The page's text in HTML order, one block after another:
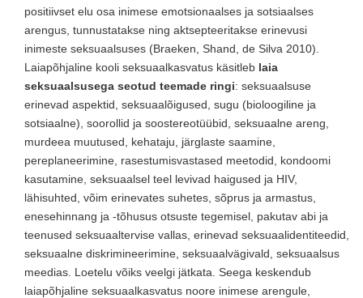
positiivset elu osa inimese emotsionaalses ja sotsiaalses
arengus, tunnustatakse ning aktsepteeritakse erinevusi
inimeste seksuaalsuses (Braeken, Shand, de Silva 2010).
Laiapõhjaline kooli seksuaalkasvatus käsitleb laia
seksuaalsusega seotud teemade ringi: seksuaalsuse
erinevad aspektid, seksuaalõigused, sugu (bioloogiline ja
sotsiaalne), soorollid ja soostereotüübid, seksuaalne areng,
murdeea muutused, kehataju, järglaste saamine,
pereplaneerimine, rasestumisvastased meetodid, kondoomi
kasutamine, seksuaalsel teel levivad haigused ja HIV,
lähisuhted, võim erinevates suhetes, sõprus ja armastus,
enesehinnang ja -tõhusus otsuste tegemisel, pakutav abi ja
teenused seksuaaltervise vallas, erinevad seksuaalidentiteedid,
seksuaalne diskrimineerimine, seksuaalvägivald, seksuaalsus
meedias. Loetelu võiks veelgi jätkata. Seega keskendub
laiapõhjaline seksuaalkasvatus noore inimese arengule,